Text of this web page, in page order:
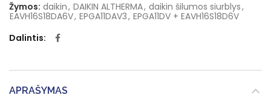
Žymos: daikin, DAIKIN ALTHERMA, daikin šilumos siurblys,
EAVH16S18DA6V, EPGA11DAV3, EPGA11DV + EAVH16S18D6V
Dalintis
APRAŠYMAS